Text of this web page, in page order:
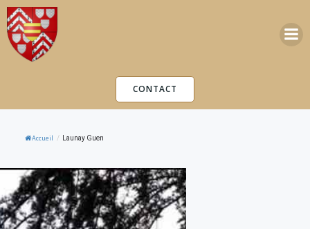
CONTACT
Accueil / Launay Guen